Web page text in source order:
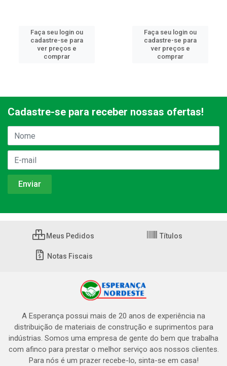
Faça seu login ou
cadastre-se para
ver preços e
comprar
Faça seu login ou
cadastre-se para
ver preços e
comprar
Cadastre-se para receber nossas ofertas!
Meus Pedidos Títulos
Notas Fiscais
A Esperança possui mais de 20 anos de experiência na
distribuição de materiais de construção e suprimentos para
indústrias. Somos uma empresa de gente do bem que trabalha
com afinco para prestar o melhor serviço aos nossos clientes.
Para nós é um prazer recebe-lo, sinta-se em casa!